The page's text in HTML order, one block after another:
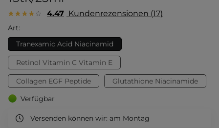
4.47 Kundenrezensionen 17
Art:
Tranexamic Acid Niacinamid
Retinol Vitamin C Vitamin E
Collagen EGF Peptide
Glutathione Niacinamide
Verfügbar
Versenden können wir: am Montag